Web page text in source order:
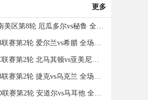
更多
2024年09月11日 世预赛南美区第8轮 厄瓜多尔vs秘鲁 全场录像
2024年09月11日 欧国联B联赛第2轮 爱尔兰vs希腊 全场录像
2024年09月11日 欧国联C联赛第2轮 北马其顿vs亚美尼亚 全场录像
2024年09月11日 欧国联B联赛第2轮 捷克vs乌克兰 全场录像
2024年09月11日 欧国联D联赛第2轮 安道尔vs马耳他 全场录像